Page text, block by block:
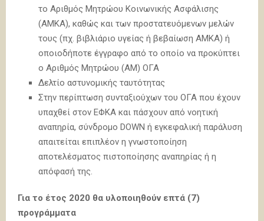
το Αριθμός Μητρώου Κοινωνικής Ασφάλισης
(ΑΜΚΑ), καθώς και των προστατευόμενων μελών
τους (πχ. βιβλιάριο υγείας ή βεβαίωση ΑΜΚΑ) ή
οποιοδήποτε έγγραφο από το οποίο να προκύπτει
ο Αριθμός Μητρώου (ΑΜ) ΟΓΑ
Δελτίο αστυνομικής ταυτότητας
Στην περίπτωση συνταξιούχων του ΟΓΑ που έχουν
υπαχθεί στον ΕΦΚΑ και πάσχουν από νοητική
αναπηρία, σύνδρομο DOWN ή εγκεφαλική παράλυση
απαιτείται επιπλέον η γνωστοποίηση
αποτελέσματος πιστοποίησης αναπηρίας ή η
απόφασή της.
Για το έτος 2020 θα υλοποιηθούν επτά (7)
προγράμματα